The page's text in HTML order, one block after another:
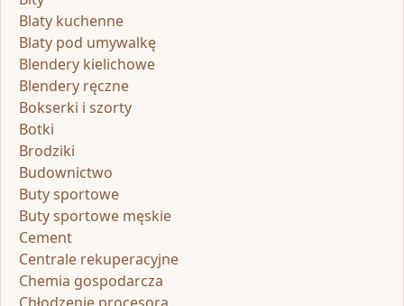
Blaty kuchenne
Blaty pod umywalkę
Blendery kielichowe
Blendery ręczne
Bokserki i szorty
Botki
Brodziki
Budownictwo
Buty sportowe
Buty sportowe męskie
Cement
Centrale rekuperacyjne
Chemia gospodarcza